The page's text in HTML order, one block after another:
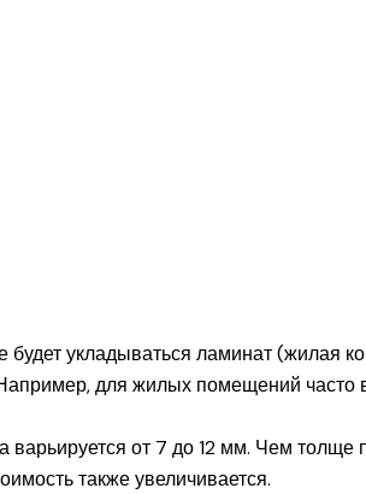
будет укладываться ламинат (жилая
для жилых помещений часто
от 7 до 12 мм. Чем толще
также увеличивается.